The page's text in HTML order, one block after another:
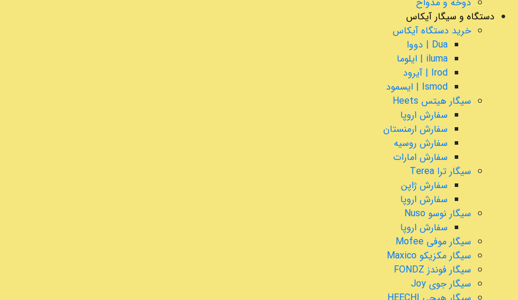
دستگاه و سیگار آیکاس
خرید دستگاه آیکاس
Dua | دووا
iluma | ایلوما
Irod | آیرود
Ismod | ایسمود
سیگار هیتس Heets
سفارش اروپا
سفارش ارمنستان
سفارش روسیه
سفارش امارات
سیگار ترا Terea
سفارش ژاپن
سفارش اروپا
سیگار نوسو Nuso
سفارش اروپا
سیگار موفی Mofee
سیگار مکزیکو Maxico
سیگار فوندز FONDZ
سیگار جوی Joy